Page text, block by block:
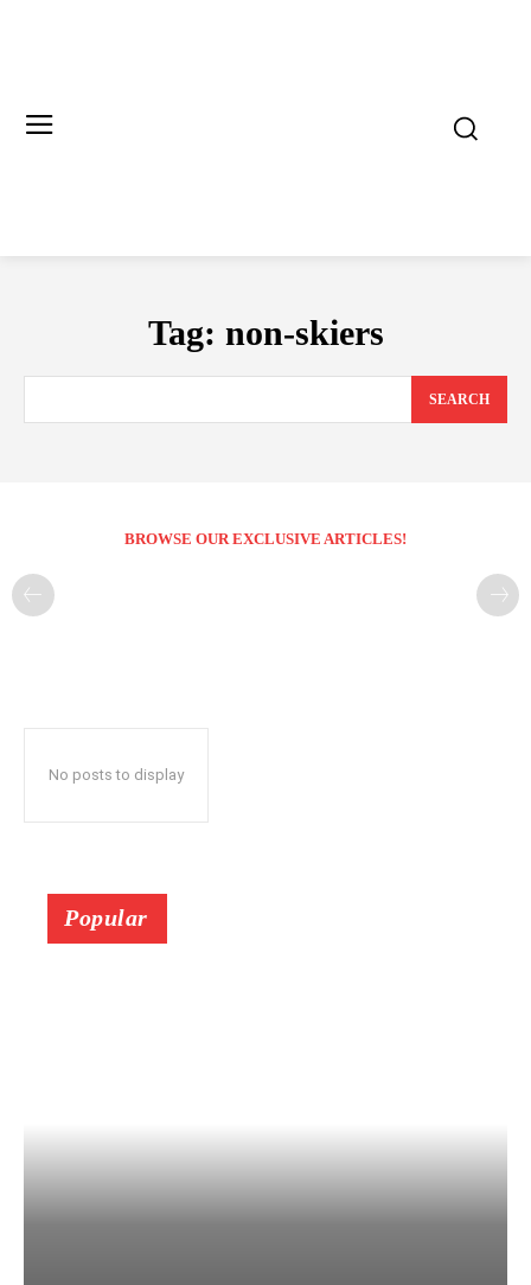
Tag: non-skiers
SEARCH
BROWSE OUR EXCLUSIVE ARTICLES!
No posts to display
Popular